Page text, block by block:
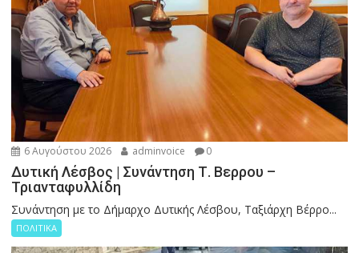
6 Αυγούστου 2026 adminvoice 0
Δυτική Λέσβος | Συνάντηση Τ. Βερρου –
Τριανταφυλλίδη
Συνάντηση με το Δήμαρχο Δυτικής Λέσβου, Ταξιάρχη Βέρρο...
ΠΟΛΙΤΙΚΑ